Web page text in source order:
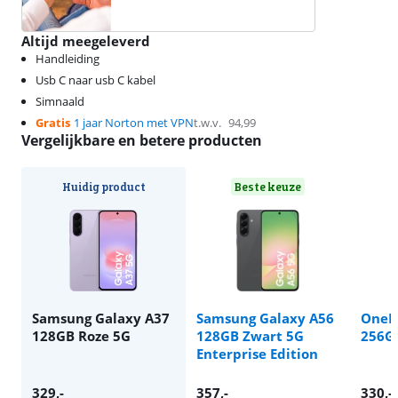
Altijd meegeleverd
Handleiding
Usb C naar usb C kabel
Simnaald
Gratis 1 jaar Norton met VPNt.w.v. 94,99
Vergelijkbare en betere producten
Huidig product
Samsung Galaxy A37
128GB Roze 5G
Beste keuze
Samsung Galaxy A56
128GB Zwart 5G
Enterprise Edition
329,- 357,- 330,-